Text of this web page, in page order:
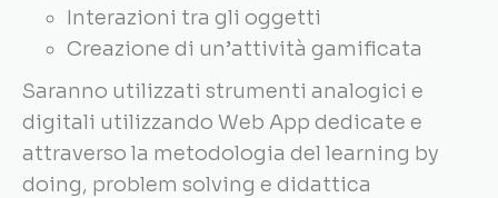
Interazioni tra gli oggetti
Creazione di un’attività gamificata
Saranno utilizzati strumenti analogici e
digitali utilizzando Web App dedicate e
attraverso la metodologia del learning by
doing, problem solving e didattica